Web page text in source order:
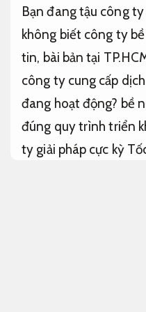
Bạn đang tậu công
không biết công ty
tin, bài bản tại
công ty cung cấp
đang hoạt động? bề
đúng quy trình triển
ty giải pháp cực kỳ